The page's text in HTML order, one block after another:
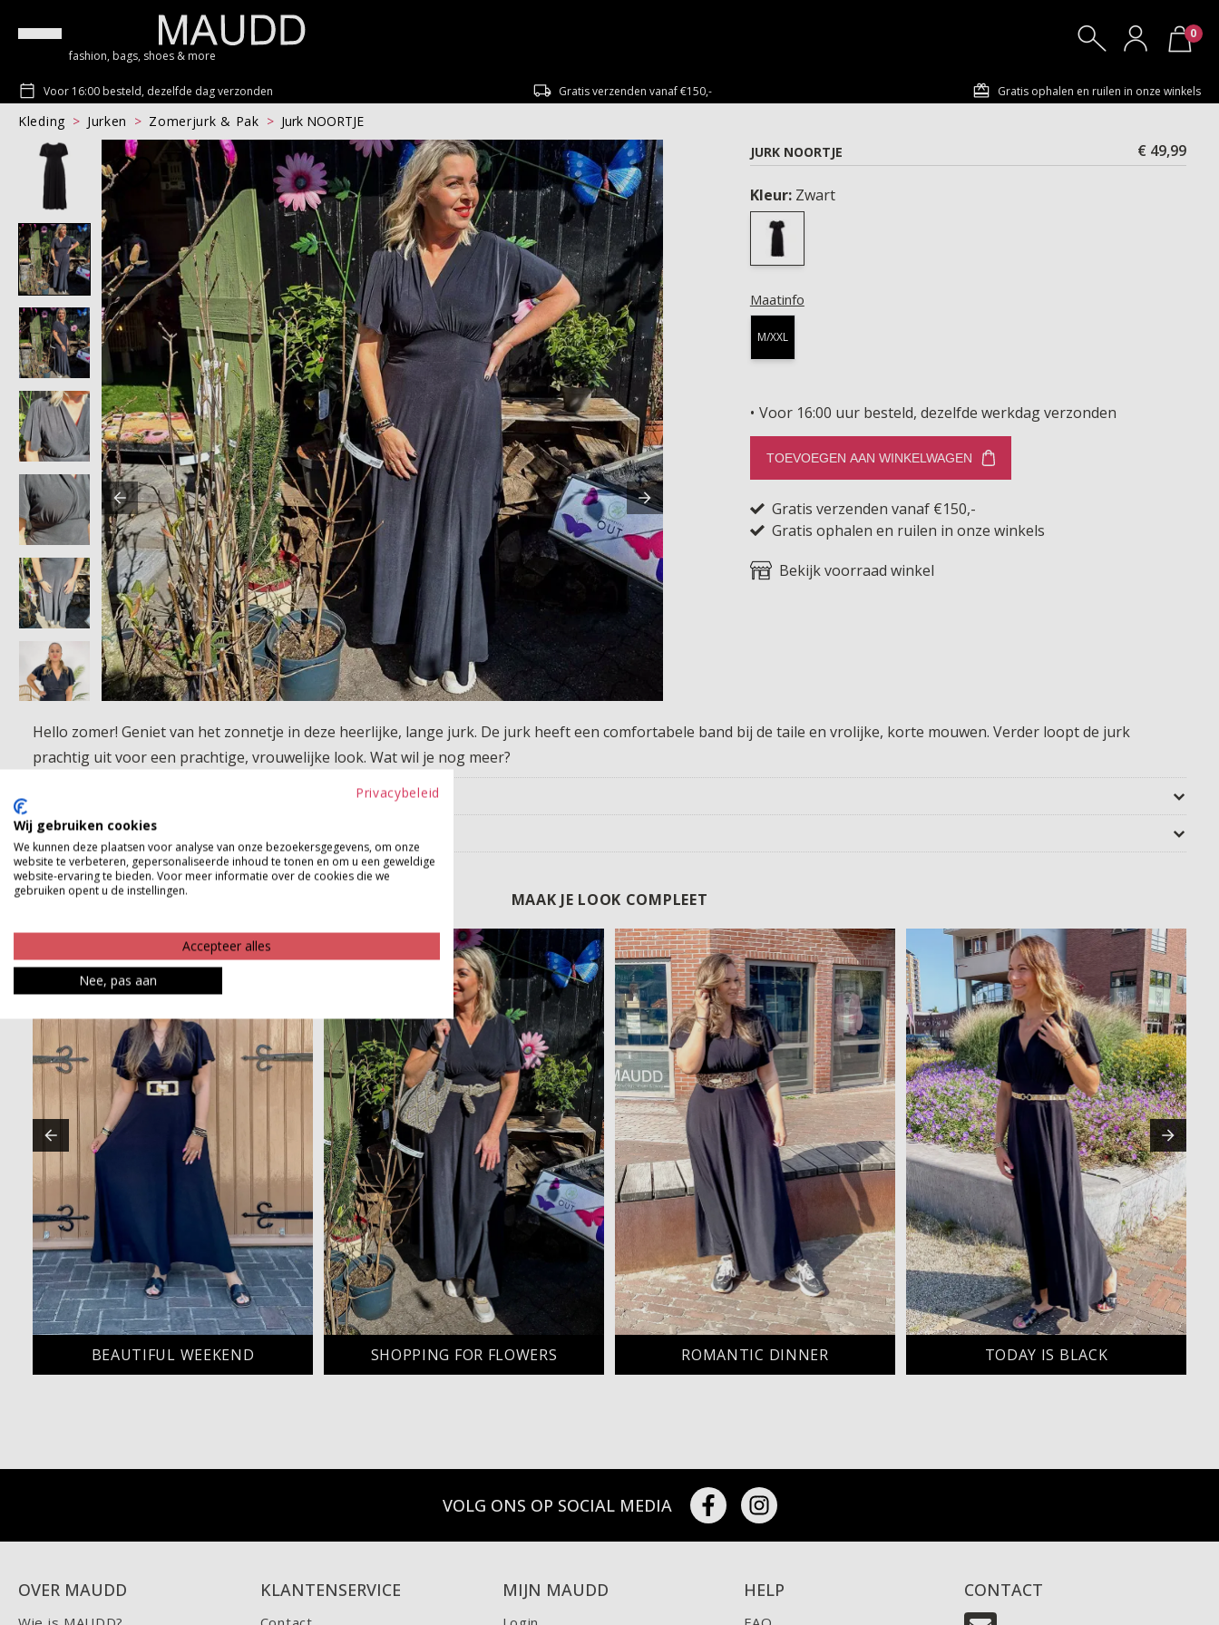
fashion, bags, shoes & more
0
Voor 16:00 besteld, dezelfde dag verzonden Gratis verzenden vanaf €150,- Gratis ophalen en ruilen in onze winkels
Kleding Jurken Zomerjurk & Pak
Jurk NOORTJE
JURK NOORTJE
€ 49,99
Kleur: Zwart
Maatinfo
M/XXL
Voor 16:00 uur besteld, dezelfde werkdag verzonden
TOEVOEGEN AAN WINKELWAGEN
Gratis verzenden vanaf €150,-
Gratis ophalen en ruilen in onze winkels
Bekijk voorraad winkel
Hello zomer! Geniet van het zonnetje in deze heerlijke, lange jurk. De jurk heeft een comfortabele band bij de taile en vrolijke, korte mouwen. Verder loopt de jurk
prachtig uit voor een prachtige, vrouwelijke look. Wat wil je nog meer?
Betaalinformatie
MAAK JE LOOK COMPLEET
BEAUTIFUL WEEKEND SHOPPING FOR FLOWERS ROMANTIC DINNER TODAY IS BLACK
VOLG ONS OP SOCIAL MEDIA
OVER MAUDD KLANTENSERVICE MIJN MAUDD HELP CONTACT
Privacybeleid
Wij gebruiken cookies
We kunnen deze plaatsen voor analyse van onze bezoekersgegevens, om onze
website te verbeteren, gepersonaliseerde inhoud te tonen en om u een geweldige
website-ervaring te bieden. Voor meer informatie over de cookies die we
gebruiken opent u de instellingen.
Accepteer alles
Nee, pas aan